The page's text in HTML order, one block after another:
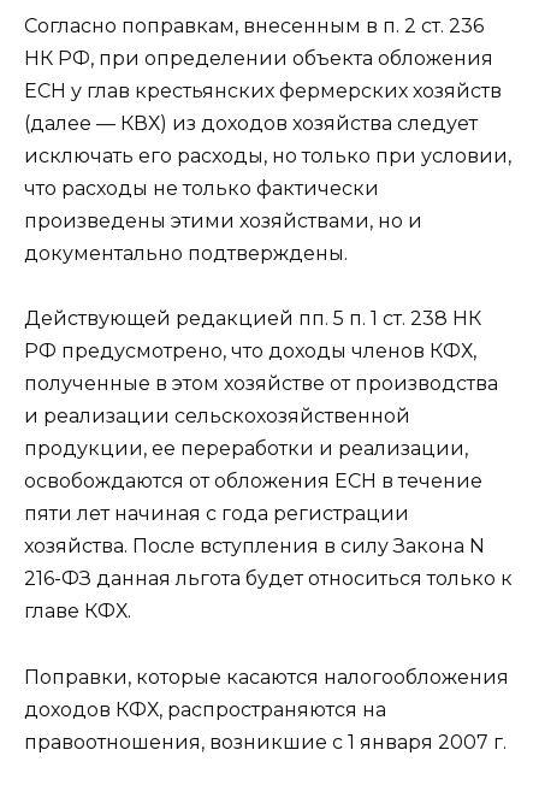
Согласно поправкам, внесенным в п. 2 ст. 236
НК РФ, при определении объекта обложения
ЕСН у глав крестьянских фермерских хозяйств
(далее — КВХ) из доходов хозяйства следует
исключать его расходы, но только при условии,
что расходы не только фактически
произведены этими хозяйствами, но и
документально подтверждены.
Действующей редакцией пп. 5 п. 1 ст. 238 НК
РФ предусмотрено, что доходы членов КФХ,
полученные в этом хозяйстве от производства
и реализации сельскохозяйственной
продукции, ее переработки и реализации,
освобождаются от обложения ЕСН в течение
пяти лет начиная с года регистрации
хозяйства. После вступления в силу Закона N
216-ФЗ данная льгота будет относиться только к
главе КФХ.
Поправки, которые касаются налогообложения
доходов КФХ, распространяются на
правоотношения, возникшие с 1 января 2007 г.